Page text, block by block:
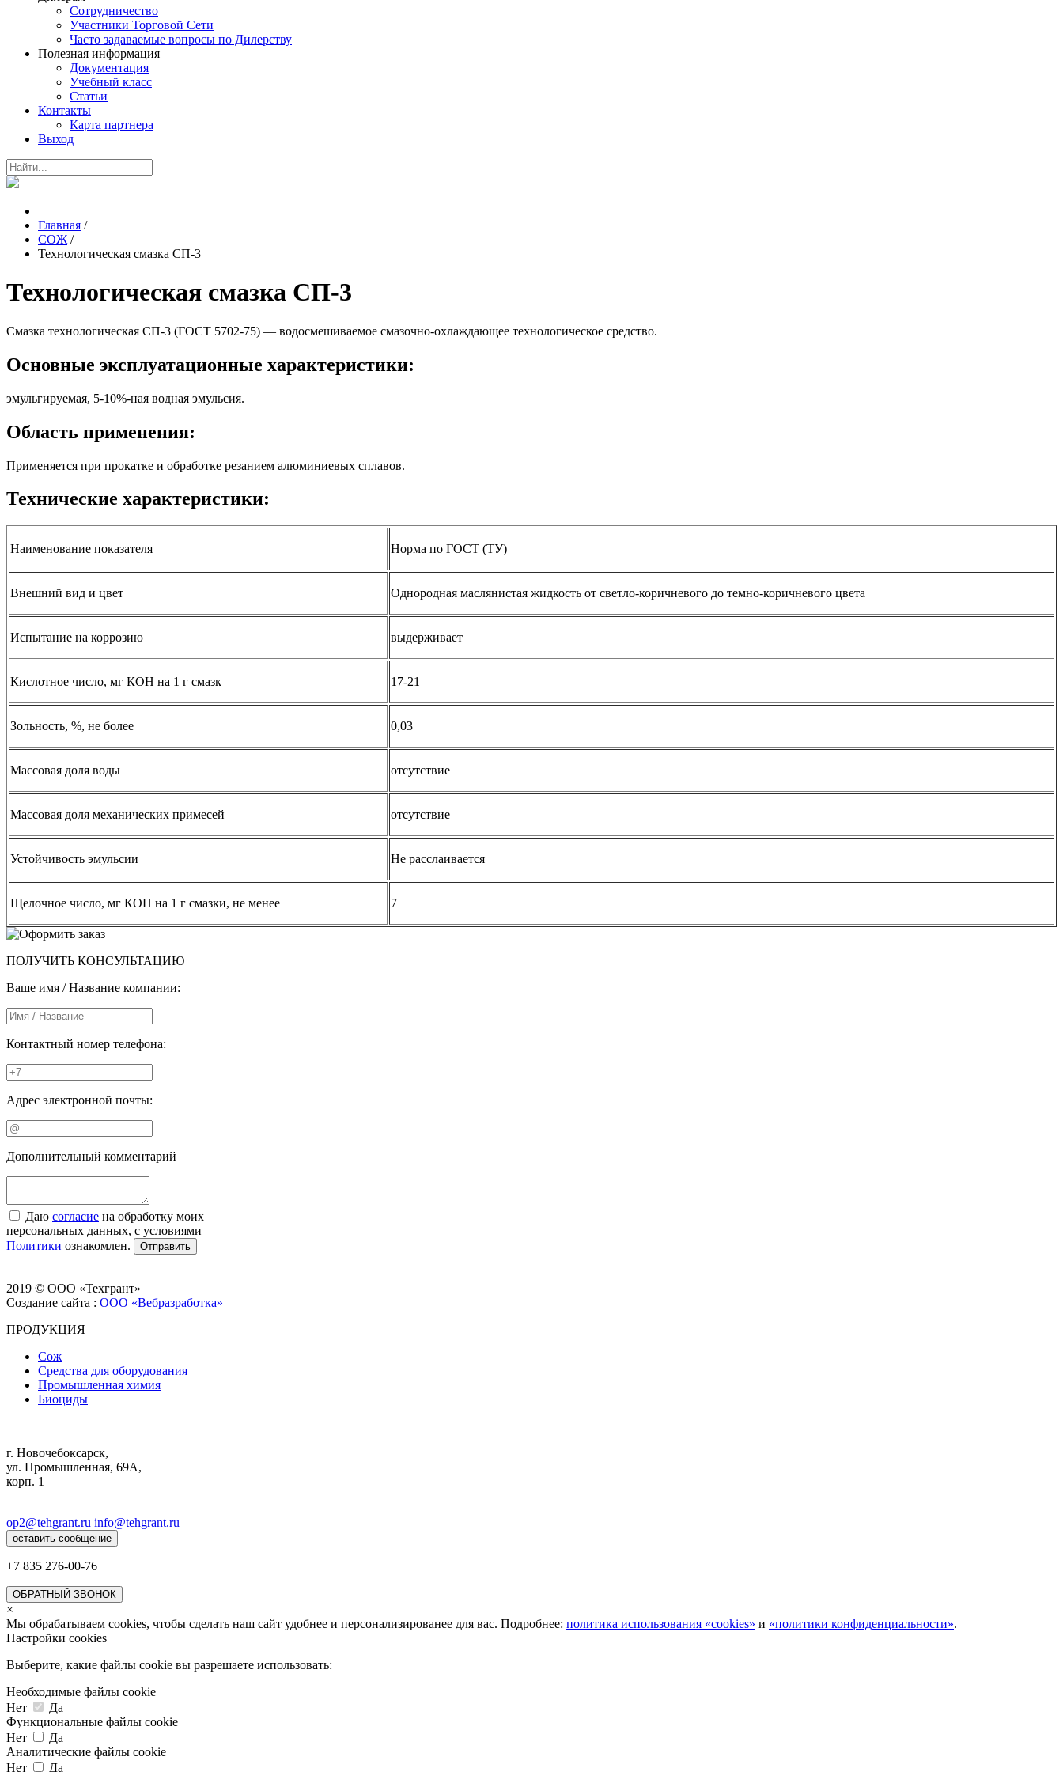
Сотрудничество
Участники Торговой Сети
Часто задаваемые вопросы по Дилерству
Полезная информация
Документация
Учебный класс
Статьи
Контакты
Карта партнера
Выход
Главная /
СОЖ /
Технологическая смазка СП-3
Технологическая смазка СП-3
Смазка технологическая СП-3 (ГОСТ 5702-75) — водосмешиваемое смазочно-охлаждающее технологическое средство.
Основные эксплуатационные характеристики:
эмульгируемая, 5-10%-ная водная эмульсия.
Область применения:
Применяется при прокатке и обработке резанием алюминиевых сплавов.
Технические характеристики:
Наименование показателя Норма по ГОСТ (ТУ)
Внешний вид и цвет Однородная маслянистая жидкость от светло-коричневого до темно-коричневого цвета
Испытание на коррозию выдерживает
Кислотное число, мг КОН на 1 г смазк 17-21
Зольность, %, не более 0,03
Массовая доля воды отсутствие
Массовая доля механических примесей отсутствие
Устойчивость эмульсии Не расслаивается
Щелочное число, мг КОН на 1 г смазки, не менее 7
ПОЛУЧИТЬ КОНСУЛЬТАЦИЮ
Ваше имя / Название компании:
Контактный номер телефона:
Адрес электронной почты:
Дополнительный комментарий
Даю согласие на обработку моих
персональных данных, с условиями
Политики ознакомлен. Отправить
2019 © ООО «Техгрант»
Создание сайта : ООО «Вебразработка»
ПРОДУКЦИЯ
Сож
Средства для оборудования
Промышленная химия
Биоциды
г. Новочебоксарск,
ул. Промышленная, 69А,
корп. 1
op2@tehgrant.ru info@tehgrant.ru
оставить сообщение
+7 835 276-00-76
ОБРАТНЫЙ ЗВОНОК
×
Мы обрабатываем cookies, чтобы сделать наш сайт удобнее и персонализированее для вас. Подробнее: политика использования «cookies» и «политики конфиденциальности».
Настройки cookies
Выберите, какие файлы cookie вы разрешаете использовать:
Необходимые файлы cookie
Нет
Да
Функциональные файлы cookie
Нет
Да
Аналитические файлы cookie
Нет
Да